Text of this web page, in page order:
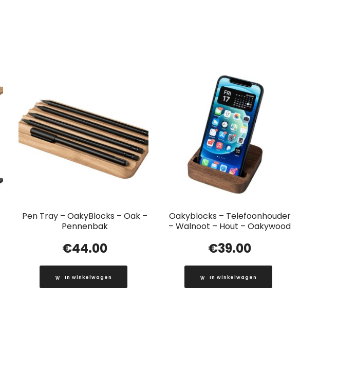
Pen Tray – OakyBlocks – Oak –
Pennenbak
€44.00
In winkelwagen
Oakyblocks – Telefoonhouder
– Walnoot – Hout – Oakywood
€39.00
In winkelwagen